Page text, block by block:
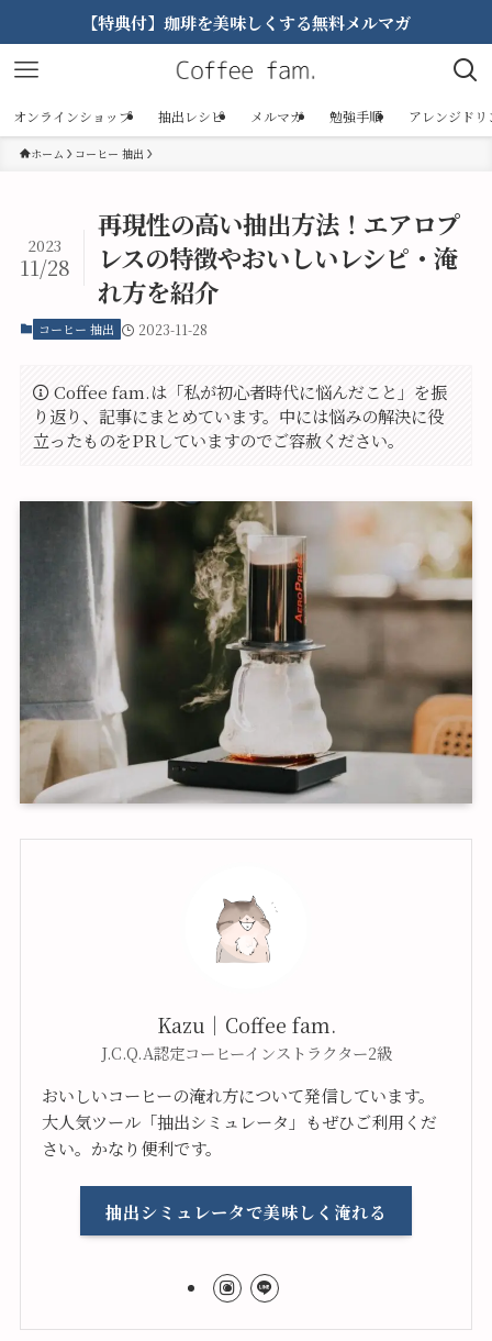
【特典付】珈琲を美味しくする無料メルマガ
オンラインショップ 抽出レシピ メルマガ 勉強手順 アレンジドリ
ホーム コーヒー 抽出
再現性の高い抽出方法！エアロプ
レスの特徴やおいしいレシピ・淹
れ方を紹介
2023
11/28
コーヒー 抽出 2023-11-28
Coffee fam.は「私が初心者時代に悩んだこと」を振
り返り、記事にまとめています。中には悩みの解決に役
立ったものをPRしていますのでご容赦ください。
Kazu｜Coffee fam.
J.C.Q.A認定コーヒーインストラクター2級
おいしいコーヒーの淹れ方について発信しています。
大人気ツール「抽出シミュレータ」もぜひご利用くだ
さい。かなり便利です。
抽出シミュレータで美味しく淹れる